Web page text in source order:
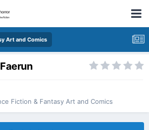
Art and Comics
Fiction & Fantasy Art and Comics